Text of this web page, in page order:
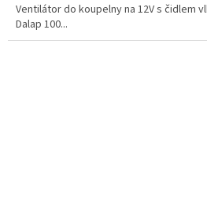
Ventilátor do koupelny na 12V s čidlem
Dalap 100...